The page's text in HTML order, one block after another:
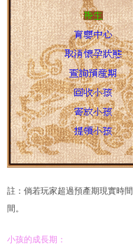
註：倘若玩家超過預產期現實時
間。
小孩的成長期：